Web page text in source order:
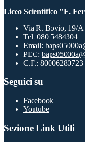
Liceo Scientifico "E.
Via R. Bovio, 19/
Tel: 080 5484304
Email:
PEC:
C.F.: 80006280723
Seguici su
Facebook
Youtube
Sezione Link Utili